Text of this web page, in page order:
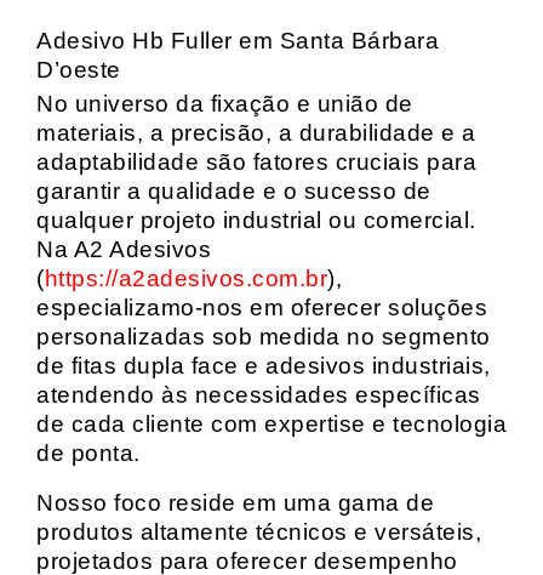
Adesivo Hb Fuller em Santa Bárbara
D’oeste
No universo da fixação e união de
materiais, a precisão, a durabilidade e a
adaptabilidade são fatores cruciais para
garantir a qualidade e o sucesso de
qualquer projeto industrial ou comercial.
Na A2 Adesivos
(https://a2adesivos.com.br),
especializamo-nos em oferecer soluções
personalizadas sob medida no segmento
de fitas dupla face e adesivos industriais,
atendendo às necessidades específicas
de cada cliente com expertise e tecnologia
de ponta.
Nosso foco reside em uma gama de
produtos altamente técnicos e versáteis,
projetados para oferecer desempenho